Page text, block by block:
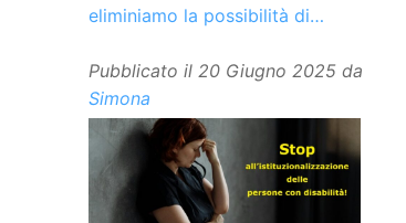
eliminiamo la possibilità di
Pubblicato il 20 Giugno 2025 da
Simona